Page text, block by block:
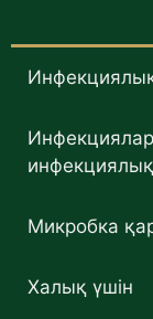
Микробка
Халық үшін